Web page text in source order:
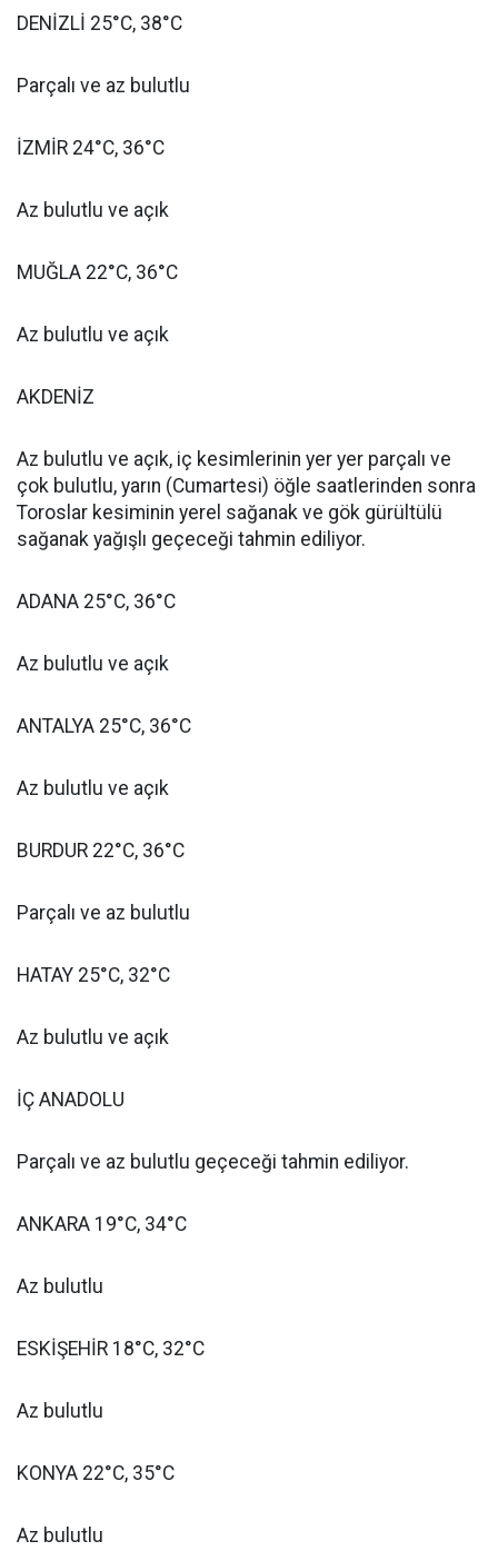
DENİZLİ 25°C, 38°C
Parçalı ve az bulutlu
İZMİR 24°C, 36°C
Az bulutlu ve açık
MUĞLA 22°C, 36°C
Az bulutlu ve açık
AKDENİZ
Az bulutlu ve açık, iç kesimlerinin yer yer parçalı ve
çok bulutlu, yarın (Cumartesi) öğle saatlerinden sonra
Toroslar kesiminin yerel sağanak ve gök gürültülü
sağanak yağışlı geçeceği tahmin ediliyor.
ADANA 25°C, 36°C
Az bulutlu ve açık
ANTALYA 25°C, 36°C
Az bulutlu ve açık
BURDUR 22°C, 36°C
Parçalı ve az bulutlu
HATAY 25°C, 32°C
Az bulutlu ve açık
İÇ ANADOLU
Parçalı ve az bulutlu geçeceği tahmin ediliyor.
ANKARA 19°C, 34°C
Az bulutlu
ESKİŞEHİR 18°C, 32°C
Az bulutlu
KONYA 22°C, 35°C
Az bulutlu